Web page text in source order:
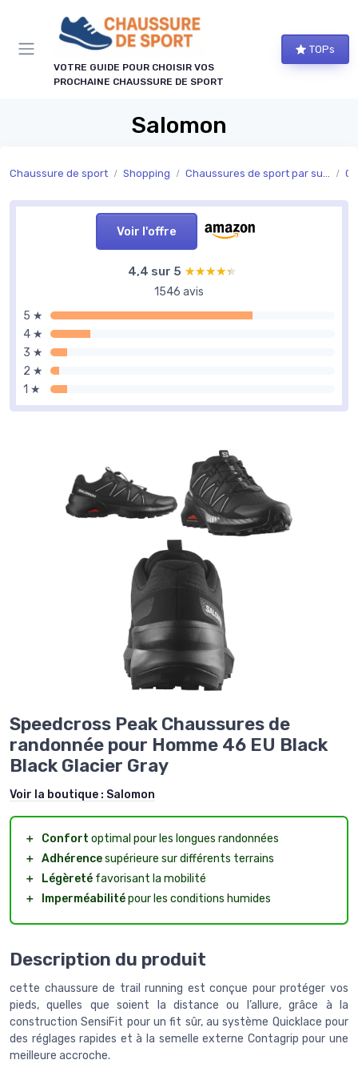
VOTRE GUIDE POUR CHOISIR VOS
PROCHAINE CHAUSSURE DE SPORT
TOPs
Salomon
Chaussure de sport Shopping Chaussures de sport par surface
Voir l'offre
4,4 sur 5 ★★★★★
★★★★★
1546 avis
5 ★
4 ★
3 ★
2 ★
1 ★
Speedcross Peak Chaussures de
randonnée pour Homme 46 EU Black
Black Glacier Gray
Voir la boutique : Salomon
＋ Confort optimal pour les longues randonnées
＋ Adhérencesupérieure sur différents terrains
＋
Légèreté favorisant la mobilité
＋
Imperméabilitépour les conditions humides
Description du produit
cette chaussure de trail running est conçue pour protéger vos
pieds, quelles que soient la distance ou l’allure, grâce à la
construction SensiFit pour un fit sûr, au système Quicklace pour
des réglages rapides et à la semelle externe Contagrip pour une
meilleure accroche.